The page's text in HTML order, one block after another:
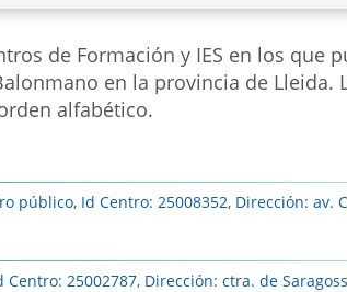
de Formación y IES en los que
en la provincia de Lleida.
alfabético.
público, Id Centro: 25008352, Dirección: av.
25002787, Dirección: ctra. de